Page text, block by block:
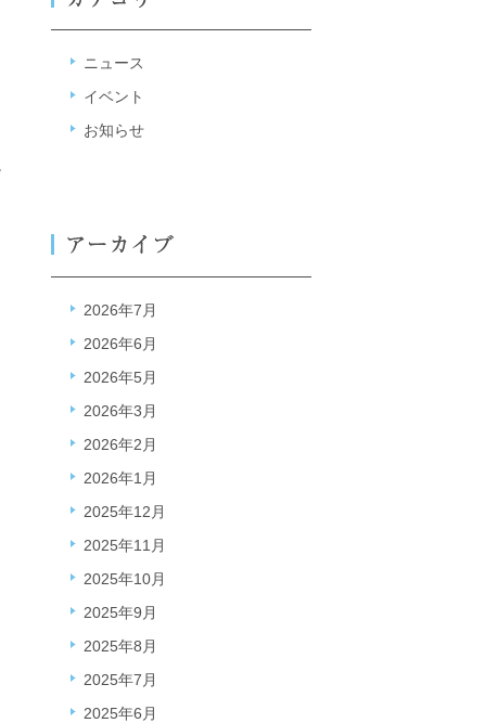
ニュース
イベント
お知らせ
2026年7月
2026年6月
2026年5月
2026年3月
2026年2月
2026年1月
2025年12月
2025年11月
2025年10月
2025年9月
2025年8月
2025年7月
2025年6月